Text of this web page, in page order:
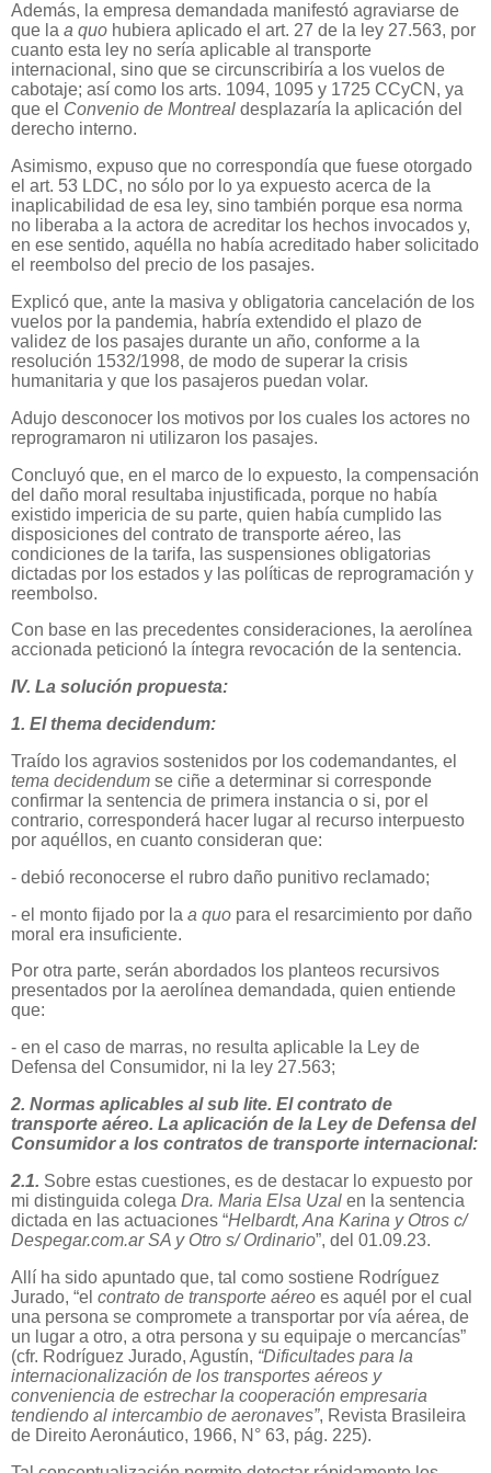
Además, la empresa demandada manifestó agraviarse de
que la a quo hubiera aplicado el art. 27 de la ley 27.563, por
cuanto esta ley no sería aplicable al transporte
internacional, sino que se circunscribiría a los vuelos de
cabotaje; así como los arts. 1094, 1095 y 1725 CCyCN, ya
que el Convenio de Montreal desplazaría la aplicación del
derecho interno.
Asimismo, expuso que no correspondía que fuese otorgado
el art. 53 LDC, no sólo por lo ya expuesto acerca de la
inaplicabilidad de esa ley, sino también porque esa norma
no liberaba a la actora de acreditar los hechos invocados y,
en ese sentido, aquélla no había acreditado haber solicitado
el reembolso del precio de los pasajes.
Explicó que, ante la masiva y obligatoria cancelación de los
vuelos por la pandemia, habría extendido el plazo de
validez de los pasajes durante un año, conforme a la
resolución 1532/1998, de modo de superar la crisis
humanitaria y que los pasajeros puedan volar.
Adujo desconocer los motivos por los cuales los actores no
reprogramaron ni utilizaron los pasajes.
Concluyó que, en el marco de lo expuesto, la compensación
del daño moral resultaba injustificada, porque no había
existido impericia de su parte, quien había cumplido las
disposiciones del contrato de transporte aéreo, las
condiciones de la tarifa, las suspensiones obligatorias
dictadas por los estados y las políticas de reprogramación y
reembolso.
Con base en las precedentes consideraciones, la aerolínea
accionada peticionó la íntegra revocación de la sentencia.
IV. La solución propuesta:
1. El thema decidendum:
Traído los agravios sostenidos por los codemandantes, el
tema decidendum se ciñe a determinar si corresponde
confirmar la sentencia de primera instancia o si, por el
contrario, corresponderá hacer lugar al recurso interpuesto
por aquéllos, en cuanto consideran que:
- debió reconocerse el rubro daño punitivo reclamado;
- el monto fijado por la a quo para el resarcimiento por daño
moral era insuficiente.
Por otra parte, serán abordados los planteos recursivos
presentados por la aerolínea demandada, quien entiende
que:
- en el caso de marras, no resulta aplicable la Ley de
Defensa del Consumidor, ni la ley 27.563;
2. Normas aplicables al sub lite. El contrato de
transporte aéreo. La aplicación de la Ley de Defensa del
Consumidor a los contratos de transporte internacional:
2.1. Sobre estas cuestiones, es de destacar lo expuesto por
mi distinguida colega Dra. Maria Elsa Uzal en la sentencia
dictada en las actuaciones “Helbardt, Ana Karina y Otros c/
Despegar.com.ar SA y Otro s/ Ordinario”, del 01.09.23.
Allí ha sido apuntado que, tal como sostiene Rodríguez
Jurado, “el contrato de transporte aéreo es aquél por el cual
una persona se compromete a transportar por vía aérea, de
un lugar a otro, a otra persona y su equipaje o mercancías”
(cfr. Rodríguez Jurado, Agustín, “Dificultades para la
internacionalización de los transportes aéreos y
conveniencia de estrechar la cooperación empresaria
tendiendo al intercambio de aeronaves”, Revista Brasileira
de Direito Aeronáutico, 1966, N° 63, pág. 225).